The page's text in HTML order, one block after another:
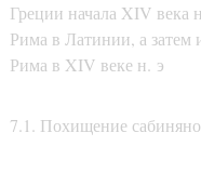
Греции начала XIV века
Рима в Латинии, а затем
Рима в XIV веке н. э
7.1. Похищение